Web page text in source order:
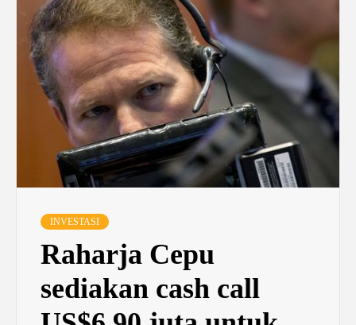
INVESTASI
Raharja Cepu
sediakan cash call